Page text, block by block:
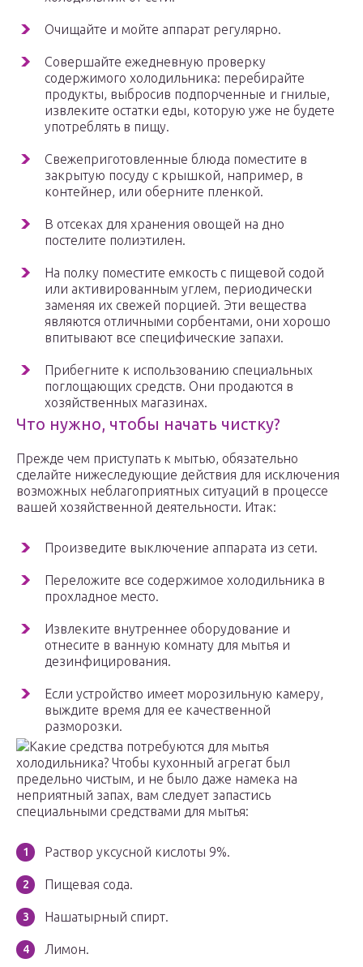
Очищайте и мойте аппарат регулярно.
Совершайте ежедневную проверку
содержимого холодильника: перебирайте
продукты, выбросив подпорченные и гнилые,
извлеките остатки еды, которую уже не будете
употреблять в пищу.
Свежеприготовленные блюда поместите в
закрытую посуду с крышкой, например, в
контейнер, или оберните пленкой.
В отсеках для хранения овощей на дно
постелите полиэтилен.
На полку поместите емкость с пищевой содой
или активированным углем, периодически
заменяя их свежей порцией. Эти вещества
являются отличными сорбентами, они хорошо
впитывают все специфические запахи.
Прибегните к использованию специальных
поглощающих средств. Они продаются в
хозяйственных магазинах.
Что нужно, чтобы начать чистку?
Прежде чем приступать к мытью, обязательно
сделайте нижеследующие действия для исключения
возможных неблагоприятных ситуаций в процессе
вашей хозяйственной деятельности. Итак:
Произведите выключение аппарата из сети.
Переложите все содержимое холодильника в
прохладное место.
Извлеките внутреннее оборудование и
отнесите в ванную комнату для мытья и
дезинфицирования.
Если устройство имеет морозильную камеру,
выждите время для ее качественной
разморозки.
Какие средства потребуются для мытья
холодильника? Чтобы кухонный агрегат был
предельно чистым, и не было даже намека на
неприятный запах, вам следует запастись
специальными средствами для мытья:
Раствор уксусной кислоты 9%.
Пищевая сода.
Нашатырный спирт.
Лимон.